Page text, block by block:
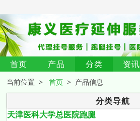
首页 产品 分类 资讯
当前位置 >首页 > 产品信息
分类导航
天津医科大学总医院跑腿